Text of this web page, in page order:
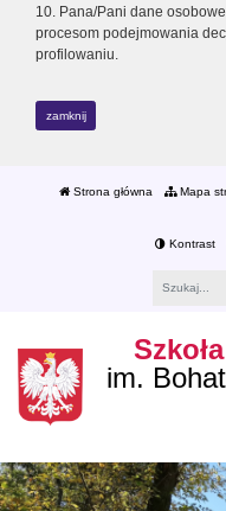
10. Pana/Pani dane
procesom podejmowania
profilowaniu.
zamknij
Strona główna Mapa
Kontrast
im.